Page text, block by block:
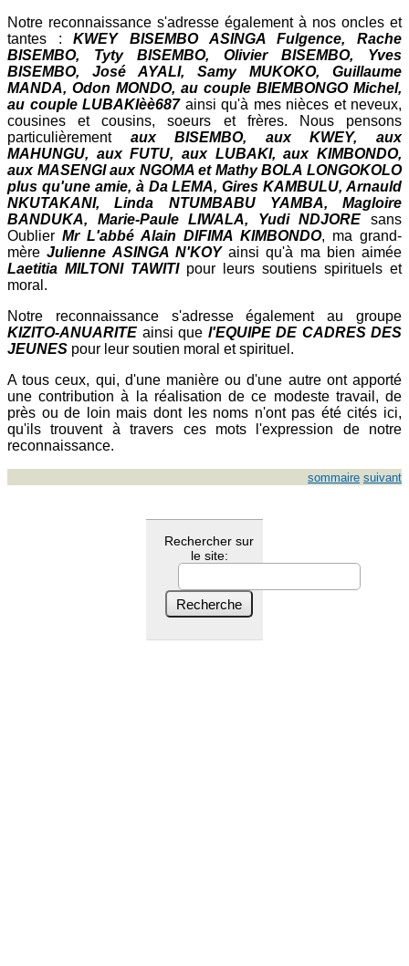
Notre reconnaissance s'adresse également à nos oncles et
tantes :KWEY BISEMBO ASINGA Fulgence, Rache
BISEMBO, Tyty BISEMBO, Olivier BISEMBO, Yves
BISEMBO, José AYALI, Samy MUKOKO, Guillaume
MANDA, Odon MONDO, au couple BIEMBONGO Michel,
au couple LUBAKIèè687ainsi qu'à mes nièces et neveux,
cousines et cousins, soeurs et frères. Nous pensons
particulièrement aux BISEMBO, aux KWEY, aux
MAHUNGU, aux FUTU, aux LUBAKI, aux KIMBONDO,
aux MASENGI aux NGOMA et Mathy BOLA LONGOKOLO
plus qu'une amie, à Da LEMA, Gires KAMBULU, Arnauld
NKUTAKANI, Linda NTUMBABU YAMBA, Magloire
BANDUKA, Marie-Paule LIWALA, Yudi NDJORE sans
Oublier Mr L'abbé Alain DIFIMA KIMBONDO, ma grand-
mèreJulienne ASINGA N'KOYainsi qu'à ma bien aimée
Laetitia MILTONI TAWITIpour leurs soutiens spirituels et
moral.
Notre reconnaissance s'adresse également au groupe
KIZITO-ANUARITE ainsi que l'EQUIPE DE CADRES DES
JEUNES pour leur soutien moral et spirituel.
A tous ceux, qui, d'une manière ou d'une autre ont apporté
une contribution à la réalisation de ce modeste travail, de
près ou de loin mais dont les noms n'ont pas été cités ici,
qu'ils trouvent à travers ces mots l'expression de notre
reconnaissance.
sommaire suivant
Rechercher sur
le site: